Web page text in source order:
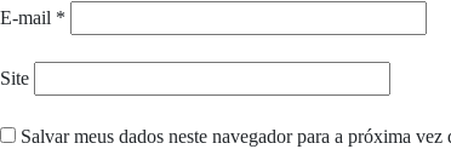
E-mail *
Site
Salvar meus dados neste navegador para a próxima vez